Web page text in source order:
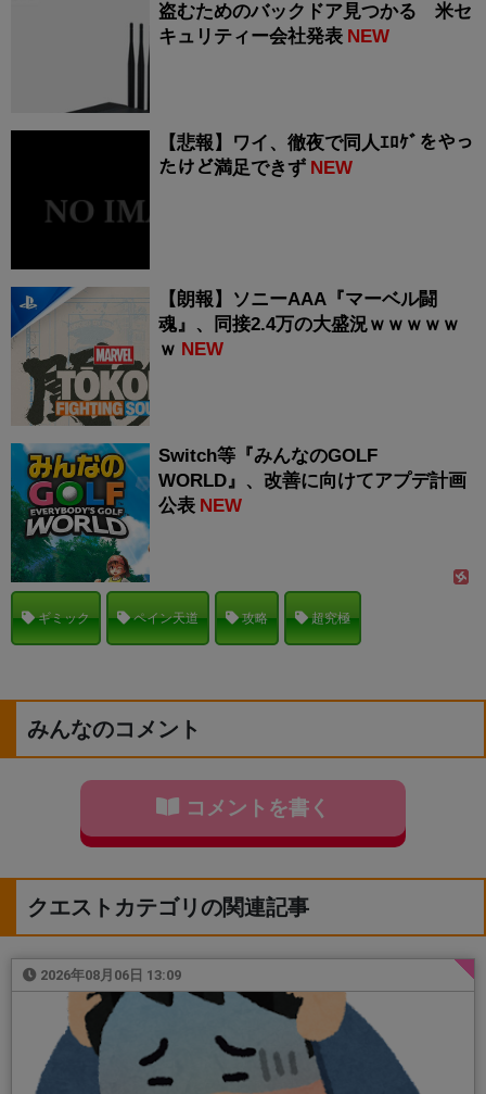
盗むためのバックドア見つかる 米セ
キュリティー会社発表 NEW
【悲報】ワイ、徹夜で同人ｴﾛｹﾞをやっ
たけど満足できず NEW
【朗報】ソニーAAA『マーベル闘
魂』、同接2.4万の大盛況ｗｗｗｗｗ
ｗ NEW
Switch等『みんなのGOLF
WORLD』、改善に向けてアプデ計画
公表 NEW
ギミック ペイン天道 攻略 超究極
みんなのコメント
コメントを書く
クエストカテゴリの関連記事
2026年08月06日 13:09